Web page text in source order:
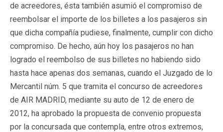
de acreedores, ésta también asumió el compromiso de
reembolsar el importe de los billetes a los pasajeros sin
que dicha compañía pudiese, finalmente, cumplir con dicho
compromiso. De hecho, aún hoy los pasajeros no han
logrado el reembolso de sus billetes no habiendo sido
hasta hace apenas dos semanas, cuando el Juzgado de lo
Mercantil núm. 5 que tramita el concurso de acreedores
de AIR MADRID, mediante su auto de 12 de enero de
2012, ha aprobado la propuesta de convenio propuesta
por la concursada que contempla, entre otros extremos,